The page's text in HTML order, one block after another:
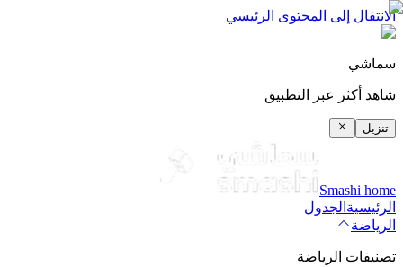
الانتقال إلى المحتوى الرئيسي
سماشي
شاهد أكثر عبر التطبيق
تنزيل
Smashi home
الرئيسية الجدول
الرياضة
تصنيفات الرياضة